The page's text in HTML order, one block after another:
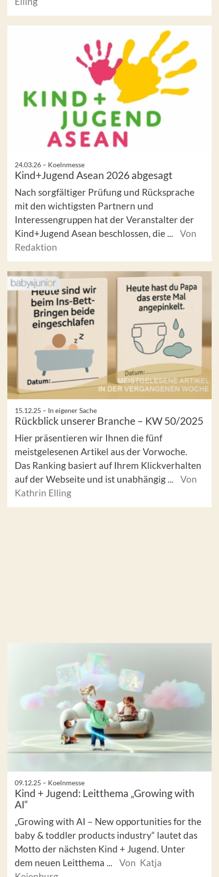
24.03.26 – Koelnmesse
Kind+Jugend Asean 2026 abgesagt
Nach sorgfältiger Prüfung und Rücksprache
mit den wichtigsten Partnern und
Interessengruppen hat der Veranstalter der
Kind+Jugend Asean beschlossen, die ...
Von
Redaktion
15.12.25 – In eigener Sache
Rückblick unserer Branche – KW 50/2025
Hier präsentieren wir Ihnen die fünf
meistgelesenen Artikel aus der Vorwoche.
Das Ranking basiert auf Ihrem Klickverhalten
auf der Webseite und ist unabhängig ...
Von
Kathrin Elling
09.12.25 – Koelnmesse
Kind + Jugend: Leitthema „Growing with
AI“
„Growing with AI – New opportunities for the
baby & toddler products industry“ lautet das
Motto der nächsten Kind + Jugend. Unter
dem neuen Leitthema ...
Von Katja